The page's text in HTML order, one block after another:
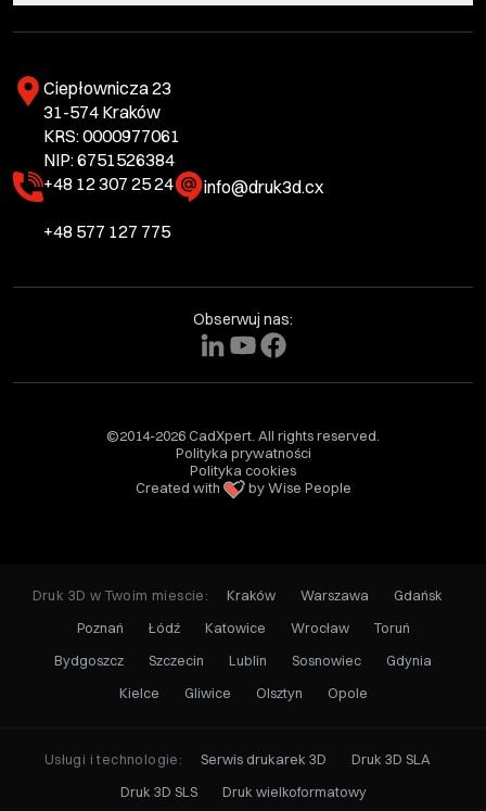
Ciepłownicza 23
31-574 Kraków
KRS: 0000977061
NIP: 6751526384
+48 12 307 25 24
+48 577 127 775
info@druk3d.cx
Obserwuj nas:
©2014-2026 CadXpert. All rights reserved.
Polityka prywatności
Polityka cookies
Created with
by Wise People
Druk 3D w Twoim miescie: Kraków Warszawa
Gdańsk
Poznań
Łódź Katowice Wrocław
Toruń
Bydgoszcz
Szczecin Lublin Sosnowiec
Gdynia
Kielce
Gliwice Olsztyn Opole
Usługi i technologie: Serwis drukarek 3D
Druk 3D SLA
Druk 3D SLS
Druk wielkoformatowy